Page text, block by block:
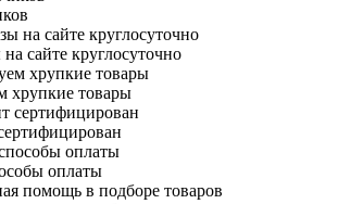
сайте круглосуточно
хрупкие товары
оплаты